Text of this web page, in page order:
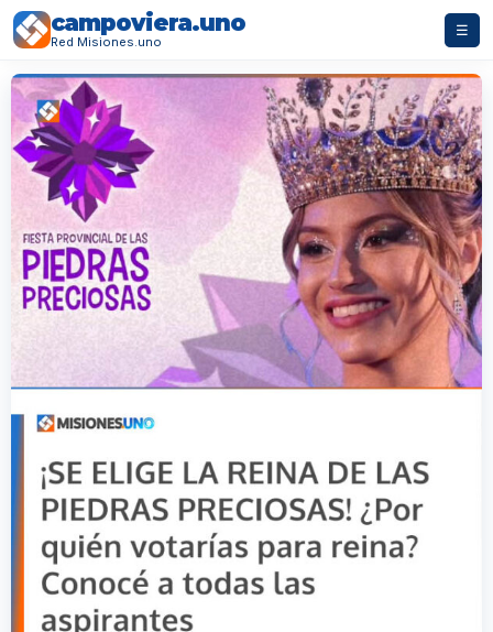
campoviera.uno
Red Misiones.uno
☰